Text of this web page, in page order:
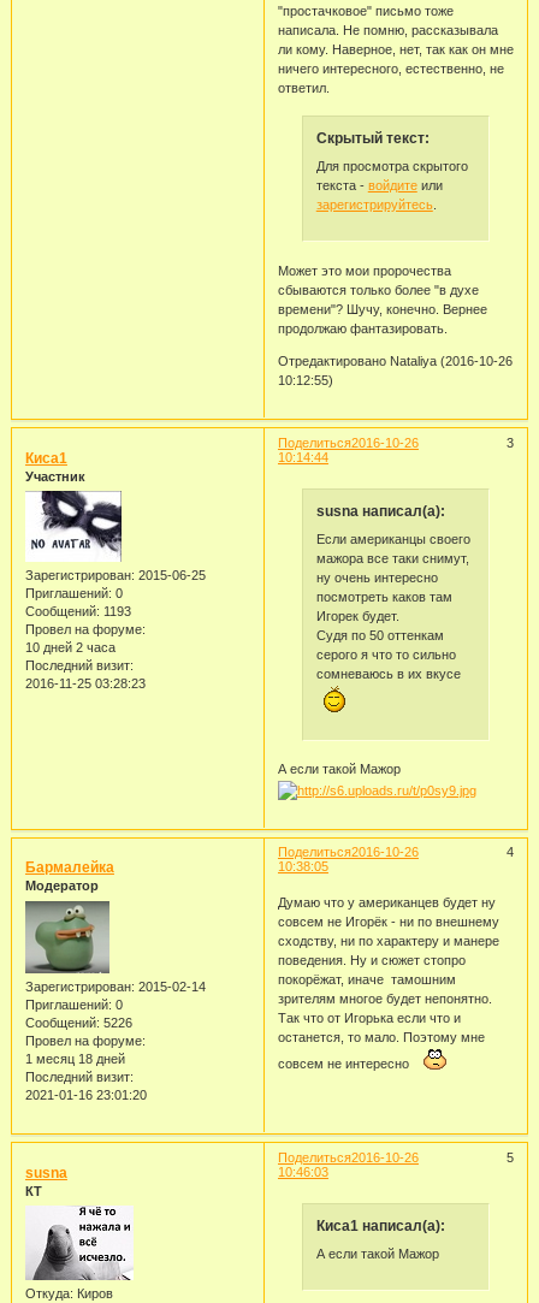
"простачковое" письмо тоже
написала. Не помню, рассказывала
ли кому. Наверное, нет, так как он мне
ничего интересного, естественно, не
ответил.
Скрытый текст:
Для просмотра скрытого
текста - войдитеили
зарегистрируйтесь.
Может это мои пророчества
сбываются только более "в духе
времени"? Шучу, конечно. Вернее
продолжаю фантазировать.
Отредактировано Nataliya (2016-10-26
10:12:55)
Поделиться 3
2016-10-26
10:14:44
Киса1
Участник
Зарегистрирован: 2015-06-25
Приглашений: 0
Сообщений: 1193
Провел на форуме:
10 дней 2 часа
Последний визит:
2016-11-25 03:28:23
susna написал(а):
Если американцы своего
мажора все таки снимут,
ну очень интересно
посмотреть каков там
Игорек будет.
Судя по 50 оттенкам
серого я что то сильно
сомневаюсь в их вкусе
А если такой Мажор
Поделиться 4
2016-10-26
10:38:05
Бармалейка
Модератор
Зарегистрирован: 2015-02-14
Приглашений: 0
Сообщений: 5226
Провел на форуме:
1 месяц 18 дней
Последний визит:
2021-01-16 23:01:20
Думаю что у американцев будет ну
совсем не Игорёк - ни по внешнему
сходству, ни по характеру и манере
поведения. Ну и сюжет стопро
покорёжат, иначе тамошним
зрителям многое будет непонятно.
Так что от Игорька если что и
останется, то мало. Поэтому мне
совсем не интересно
Поделиться 5
2016-10-26
10:46:03
susna
КТ
Откуда: Киров
Киса1 написал(а):
А если такой Мажор